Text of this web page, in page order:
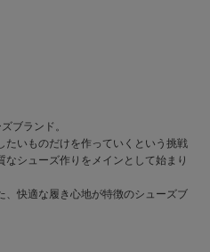
ブランド。
いものだけを作っていくという挑戦
シューズ作りをメインとして始まり
快適な履き心地が特徴のシューズブ